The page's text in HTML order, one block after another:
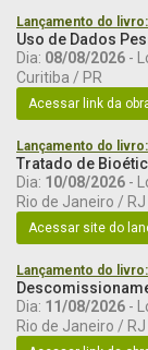
Lançamento do livro:
Uso de Dados
Dia: 08/08/2026 -
Curitiba / PR
Acessar link da
Lançamento do livro:
Tratado de
Dia: 10/08/2026 -
Rio de Janeiro / RJ
Acessar site do
Lançamento do livro:
Dia: 11/08/2026 -
Rio de Janeiro / RJ